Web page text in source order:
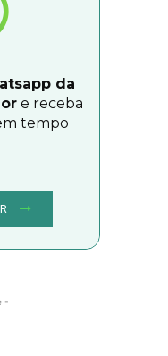
da
e receba
tempo
-